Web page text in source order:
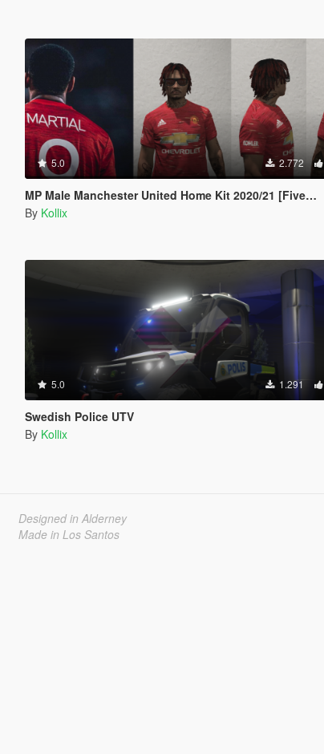
5.0 2.772
MP Male Manchester United Home Kit 2020/21 [FiveM READY]
By Kollix
5.0 1.291
Swedish Police UTV
By Kollix
Designed in Alderney
Made in Los Santos